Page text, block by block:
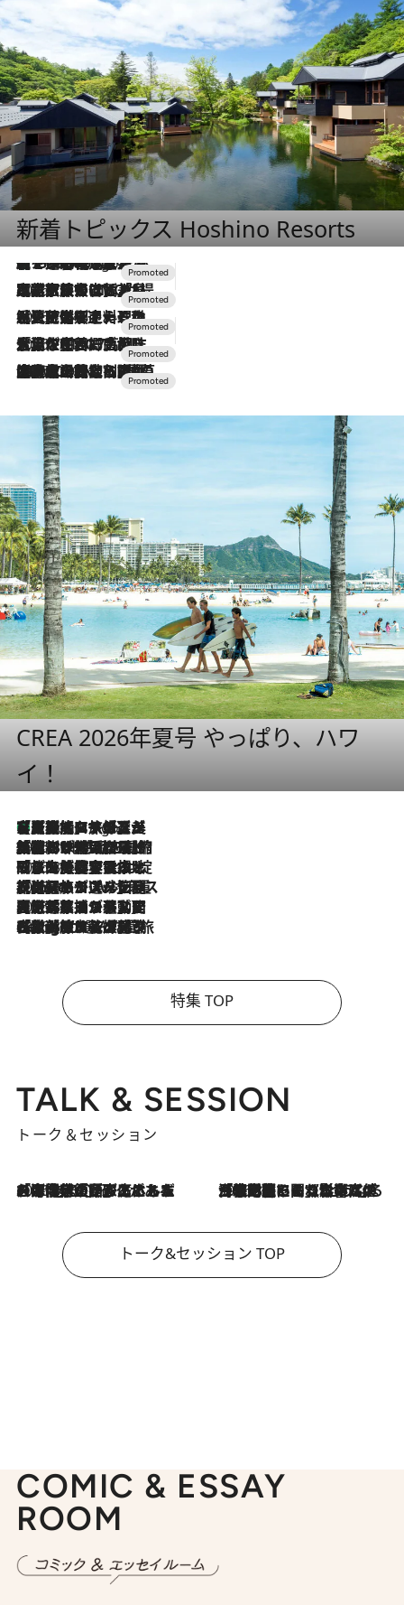
新着トピックス Hoshino Resorts
2 Hours Ago
【トンボの足水浴】ヒノキの香りに包まれて涼感マックス！約13℃の湧水かけ流しを避暑地「星野温泉 トンボの湯」で体験
2026.7.31
【ホテル帰省】という選択肢をOMOが提案。家族とほどよい距離を保つには「昼は実家、夜は気兼ねなくホテルで！」
2026.7.24
【夏限定ディナーコース】旬を迎える稚鮎や花ズッキーニなどをイタリア・トスカーナの郷土料理の手法で満喫！
2026.7.17
「土佐和ハーブかき氷」がOMO7高知に登場！生姜、山椒、大葉など目にも舌にも涼を呼ぶ郷土の味
2026.7.10
NEW OPEN！【界 草津】名湯の地に誕生。趣の異なる2種の温泉と上州ならではの会席・蕎麦割烹など美食を味わう究極の癒やし旅
CREA 2026年夏号 やっぱり、ハワ
イ！
4 Hours Ago
【厳選旅コスメ】「多機能アイテムがメイン！」旅好き美容エディターが選んだ夏旅ベストコスメを発表【Mサイズジップ】
2026.8.6
「荷物が増えるほど旅ストレスは増す」美容ジャーナリストがたどり着いた最終結論。“化粧品を劇的に減らす”感動の凝縮美容とは
2026.8.6
「旅先には金髪ウィッグを持参」日本と同じメイクでは損してる!? 美容ジャーナリストが提案する“掟破りの旅美容”とは
2026.8.6
【厳選旅コスメ】「身軽さ＆UV対策重視！」ヘアアーティストshucoが選んだ夏旅ベストコスメを発表【Mサイズジップ】
2026.8.5
【厳選旅コスメ】国内をあちこち移動する河井菜摘が選んだ夏旅ベストコスメ発表！「リラックスアイテムはマスト」【Mサイズジップ】
2026.8.4
【厳選旅コスメ】「紫外線＆乾燥対策しながらメイク感も！」ヘア＆メイクGeorgeが選んだ夏旅ベストコスメを発表！【Mサイズジップ】
特集 TOP
TALK & SESSION
トーク＆セッション
2026.8.3
「今後値上げがあるとすれば…」「リスクがあるのは今年の冬」エネルギー専門家が語る、ホルムズ海峡封鎖が家庭にもたらす“ある心配” 2026.8.3
「住宅建てられない…」「サーチャージ料の高値が続いている」ホルムズ海峡封鎖による影響はいつまで続く？《エネルギー専門家に聞く“どうなる日本の暮らし”》
トーク&セッション TOP
COMIC & ESSAY
ROOM